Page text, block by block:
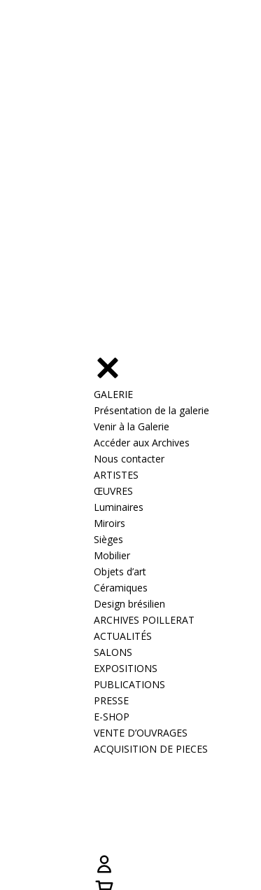
GALERIE
Présentation de la galerie
Venir à la Galerie
Accéder aux Archives
Nous contacter
ARTISTES
ŒUVRES
Luminaires
Miroirs
Sièges
Mobilier
Objets d’art
Céramiques
Design brésilien
ARCHIVES POILLERAT
ACTUALITÉS
SALONS
EXPOSITIONS
PUBLICATIONS
PRESSE
E-SHOP
VENTE D’OUVRAGES
ACQUISITION DE PIECES